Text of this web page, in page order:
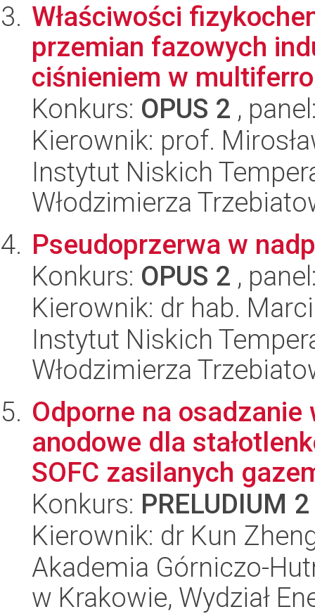
Właściwości
przemian fazowych
ciśnieniem w
Konkurs: OPUS 2 ,
Kierownik: prof.
Instytut Niskich
Włodzimierza
Pseudoprzerwa w
Konkurs: OPUS 2 ,
Kierownik: dr hab.
Instytut Niskich
Włodzimierza
Odporne na osadzanie
anodowe dla
SOFC zasilanych
Konkurs: PRELUDIUM 2
Kierownik: dr Kun
Akademia Górniczo-
w Krakowie, Wydział